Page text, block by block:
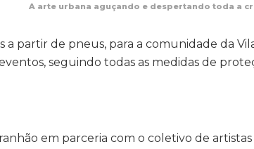
A arte urbana aguçando e despertando toda a
partir de pneus, para a comunidade da
seguindo todas as medidas de
em parceria com o coletivo de artistas